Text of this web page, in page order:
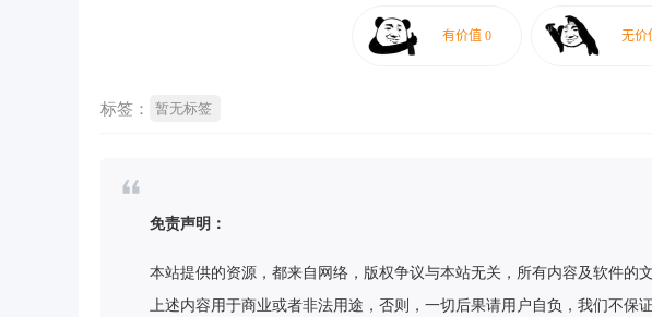
标签： 暂无标签
免责声明：
本站提供的资源，都来自网络，版权争议与本站无关，所有内容及软件的
上述内容用于商业或者非法用途，否则，一切后果请用户自负，我们不保